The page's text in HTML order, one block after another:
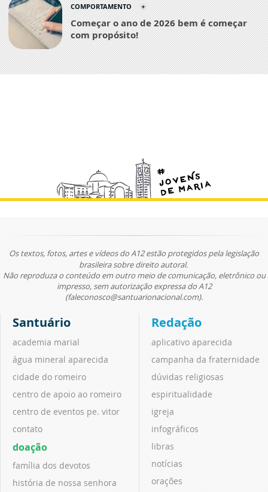
COMPORTAMENTO
Começar o ano de 2026 bem é começar
com propósito!
Os textos, fotos, artes e vídeos do A12 estão protegidos pela legislação
brasileira sobre direito autoral.
Não reproduza o conteúdo em outro meio de comunicação, eletrônico ou
impresso, sem autorização expressa do A12
(faleconosco@santuarionacional.com).
Santuário
academia marial
água mineral aparecida
cidade do romeiro
centro de apoio ao romeiro
centro de eventos pe. vitor
contato
doação
família dos devotos
história de nossa senhora
Redação
aplicativo aparecida
campanha da fraternidade
dúvidas religiosas
espiritualidade
igreja
infográficos
libras
notícias
orações